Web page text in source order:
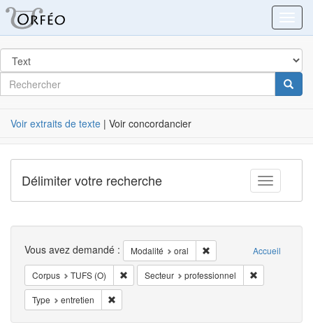
dans
Post
Label
Rechercher
Voir extraits de texte | Voir concordancier
Toggle
Délimiter votre recherche
Recherche Accueil
Vous avez demandé : Modalité oral Supprimer la restriction
Corpus TUFS (O) Supprimer la restriction Corpus: TUFS (O)
Secteur professionnel
Type entretien